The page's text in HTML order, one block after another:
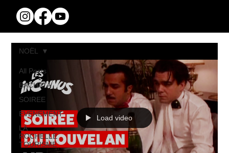
All Posts
BACHATA
SOIREE
EVENEMENT
LA
ROCHELLE
TOURISME
NOËL
Load video